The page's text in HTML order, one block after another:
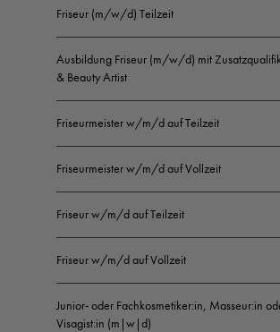
Friseur (m/w/d) Teilzeit
Ausbildung Friseur (m/w/d) mit
& Beauty Artist
Friseurmeister w/m/d auf Teilzeit
Friseurmeister w/m/d auf Vollzeit
Friseur w/m/d auf Teilzeit
Friseur w/m/d auf Vollzeit
Junior- oder Fachkosmetiker:in, Masseur:in
Visagist:in (m|w|d)
Das sind
Haarpflege/
Das solltest
Gute